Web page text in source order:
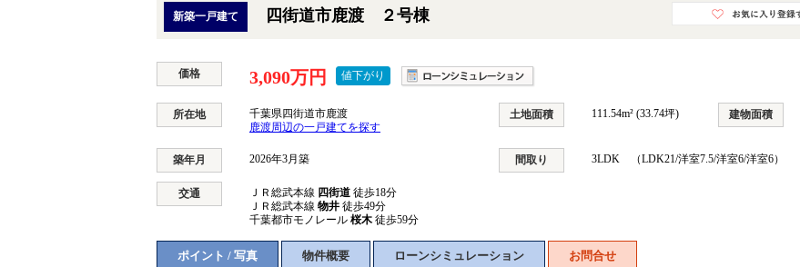
新築一戸建て 四街道市鹿渡 ２号棟
価格 3,090万円 値下がり
所在地
千葉県四街道市鹿渡
鹿渡周辺の一戸建てを探す
土地面積 111.54m² (33.74坪) 建物面積
築年月 2026年3月築 間取り 3LDK （LDK21/洋室7.5/洋室6/洋室6）
交通 ＪＲ総武本線 四街道 徒歩18分
ＪＲ総武本線 物井 徒歩49分
千葉都市モノレール 桜木 徒歩59分
ポイント / 写真 物件概要 ローンシミュレーション お問合せ